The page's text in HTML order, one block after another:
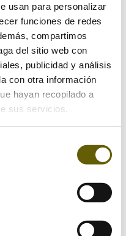
usan para personalizar
funciones de redes
compartimos
del sitio web con
publicidad y análisis
con otra información
hayan recopilado a
sus servicios.
Required